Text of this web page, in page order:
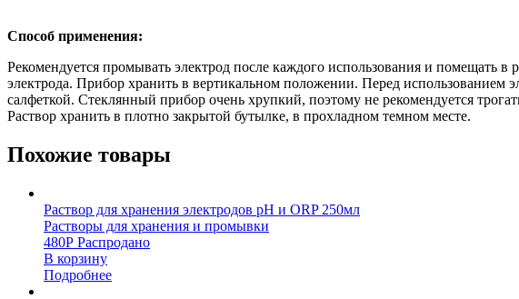
Способ применения:
Рекомендуется промывать электрод после каждого использования и помещать
электрода. Прибор хранить в вертикальном положении. Перед использованием
салфеткой. Стеклянный прибор очень хрупкий, поэтому не рекомендуется
Раствор хранить в плотно закрытой бутылке, в прохладном темном месте.
Похожие товары
Раствор для хранения электродов pH и ORP 250мл
Растворы для хранения и промывки
480Р Распродано
В корзину
Подробнее